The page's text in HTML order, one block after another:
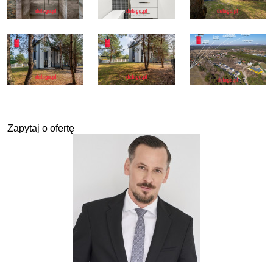
Zapytaj o ofertę